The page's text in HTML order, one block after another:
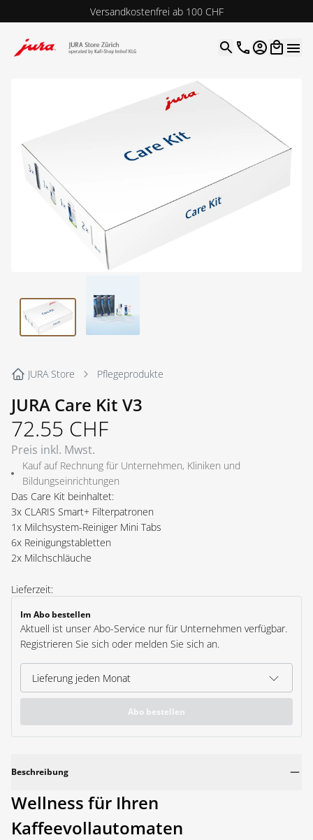
Versandkostenfrei ab 100 CHF
4.9| 5.0 Google
Open
JURA Store Pflegeprodukte
JURA Care Kit V3
72.55 CHF
Preis inkl. Mwst.
Kauf auf Rechnung für Unternehmen, Kliniken und
Bildungseinrichtungen
Das Care Kit beinhaltet:
3x CLARIS Smart+ Filterpatronen
1x Milchsystem-Reiniger Mini Tabs
6x Reinigungstabletten
2x Milchschläuche
Lieferzeit:
Im Abo bestellen
Aktuell ist unser Abo-Service nur für Unternehmen verfügbar.
Registrieren Sie sich oder melden Sie sich an.
Abo bestellen
Beschreibung
Wellness für Ihren
Kaffeevollautomaten